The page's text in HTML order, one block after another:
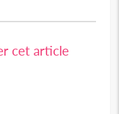
cet article